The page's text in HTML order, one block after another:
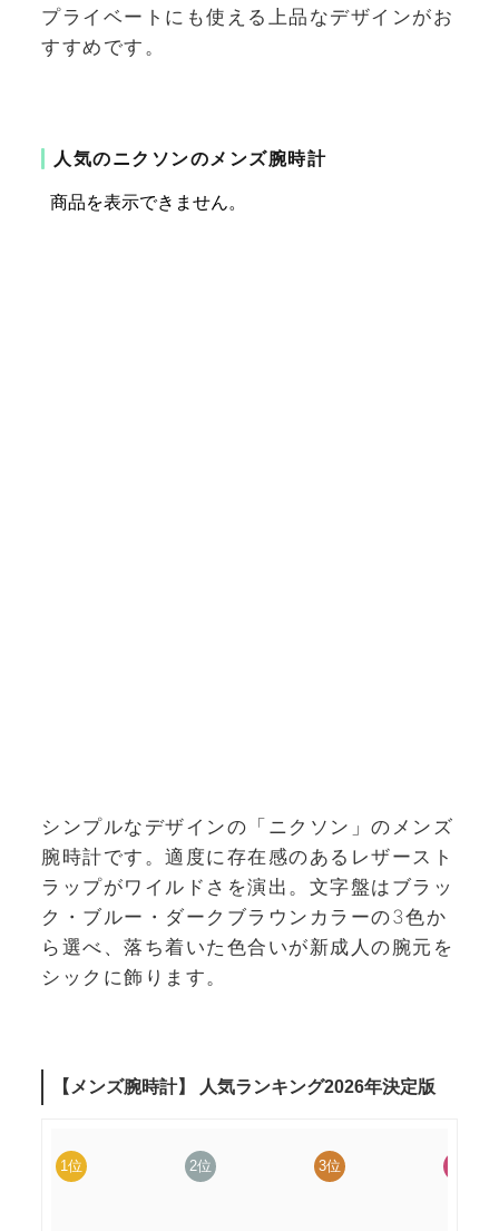
プライベートにも使える上品なデザインがお
すすめです。
人気のニクソンのメンズ腕時計
シンプルなデザインの「ニクソン」のメンズ
腕時計です。適度に存在感のあるレザースト
ラップがワイルドさを演出。文字盤はブラッ
ク・ブルー・ダークブラウンカラーの3色か
ら選べ、落ち着いた色合いが新成人の腕元を
シックに飾ります。